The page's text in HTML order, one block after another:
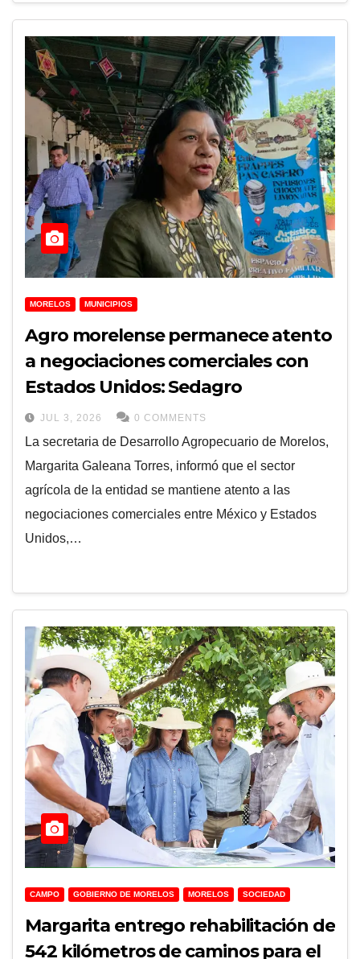
MORELOS MUNICIPIOS
Agro morelense permanece atento
a negociaciones comerciales con
Estados Unidos: Sedagro
JUL 3, 2026 0 COMMENTS
La secretaria de Desarrollo Agropecuario de Morelos,
Margarita Galeana Torres, informó que el sector
agrícola de la entidad se mantiene atento a las
negociaciones comerciales entre México y Estados
Unidos,…
CAMPO GOBIERNO DE MORELOS MORELOS SOCIEDAD
Margarita entrego rehabilitación de
542 kilómetros de caminos para el